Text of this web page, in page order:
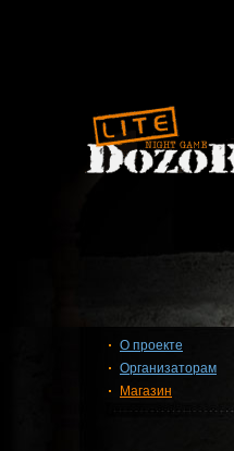
О проекте
Организаторам
Магазин